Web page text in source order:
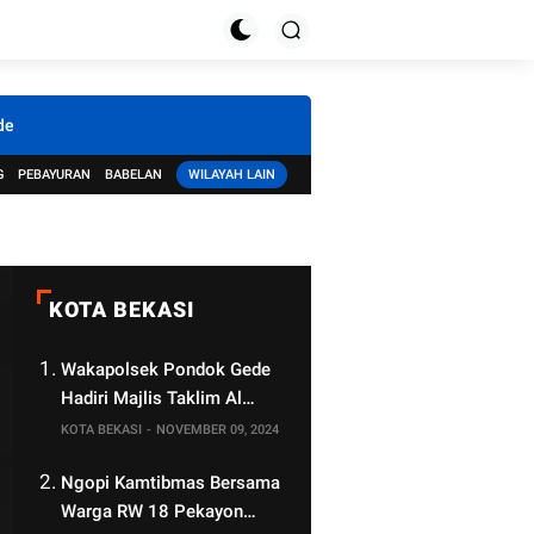
PEBAYURAN BABELAN WILAYAH LAIN
KOTA BEKASI
Wakapolsek Pondok Gede
Hadiri Majlis Taklim Al
Waqiah Center, Tingkatkan
KOTA BEKASI NOVEMBER 09, 2024
Ngopi Kamtibmas Bersama
Warga RW 18 Pekayon